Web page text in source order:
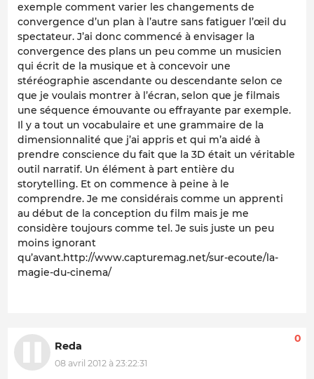
exemple comment varier les changements de
convergence d’un plan à l’autre sans fatiguer l’œil du
spectateur. J’ai donc commencé à envisager la
convergence des plans un peu comme un musicien
qui écrit de la musique et à concevoir une
stéréographie ascendante ou descendante selon ce
que je voulais montrer à l’écran, selon que je filmais
une séquence émouvante ou effrayante par exemple.
Il y a tout un vocabulaire et une grammaire de la
dimensionnalité que j’ai appris et qui m’a aidé à
prendre conscience du fait que la 3D était un véritable
outil narratif. Un élément à part entière du
storytelling. Et on commence à peine à le
comprendre. Je me considérais comme un apprenti
au début de la conception du film mais je me
considère toujours comme tel. Je suis juste un peu
moins ignorant
qu’avant.http://www.capturemag.net/sur-ecoute/la-
magie-du-cinema/
Reda
08 avril 2012 à 23:22:31
0